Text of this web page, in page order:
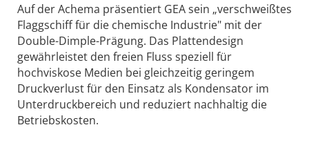
Auf der Achema präsentiert GEA sein „verschweißtes
Flaggschiff für die chemische Industrie" mit der
Double-Dimple-Prägung. Das Plattendesign
gewährleistet den freien Fluss speziell für
hochviskose Medien bei gleichzeitig geringem
Druckverlust für den Einsatz als Kondensator im
Unterdruckbereich und reduziert nachhaltig die
Betriebskosten.